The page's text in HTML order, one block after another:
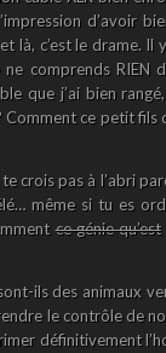
d’avoir
là, c’est le drame. Il
comprends RIEN
que j’ai bien
ce petit
crois pas à l’abri
même si tu es
ce génie qu’est
ils des animaux
le contrôle de
définitivement